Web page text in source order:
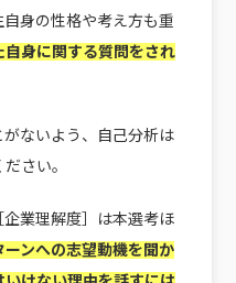
身の性格や考え方も重
自身に関する質問をされ
ないよう、自己分析は
さい。
業理解度］は本選考ほ
ーンへの志望動機を聞か